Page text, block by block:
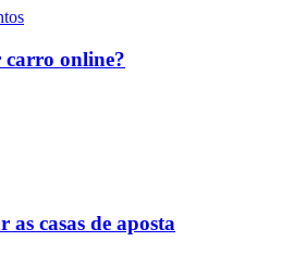
carro online?
as casas de aposta